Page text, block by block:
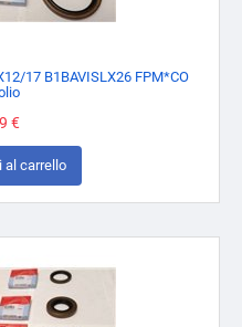
17 B1BAVISLX26 FPM*CO
€
al carrello